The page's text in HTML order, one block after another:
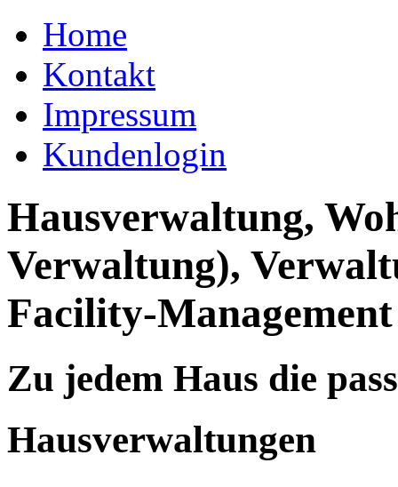
Home
Kontakt
Impressum
Kundenlogin
Hausverwaltung,
Verwaltung),
Facility-Management
Zu jedem Haus die
Hausverwaltungen